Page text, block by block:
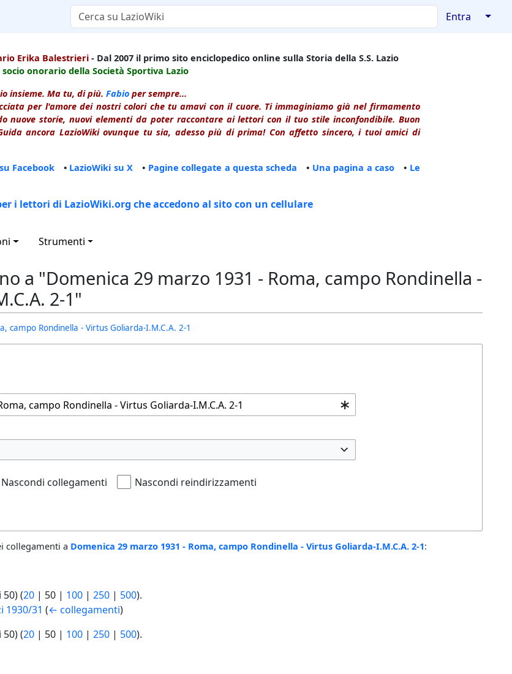
Entra ↓
Erika Balestrieri - Dal 2007 il primo sito enciclopedico online sulla Storia della S.S. Lazio
socio onorario della Società Sportiva Lazio
insieme. Ma tu, di più. Fabio per sempre...
per l'amore dei nostri colori che tu amavi con il cuore. Ti immaginiamo già nel firmamento
nuove storie, nuovi elementi da poter raccontare ai lettori con il tuo stile inconfondibile. Buon
ancora LazioWiki ovunque tu sia, adesso più di prima! Con affetto sincero, i tuoi amici di
Facebook • LazioWiki su X • Pagine collegate a questa scheda • Una pagina a caso • Le
i lettori di LazioWiki.org che accedono al sito con un cellulare
Strumenti
a "Domenica 29 marzo 1931 - Roma, campo Rondinella -
2-1"
campo Rondinella - Virtus Goliarda-I.M.C.A. 2-1
Nascondi collegamenti Nascondi reindirizzamenti
collegamenti a Domenica 29 marzo 1931 - Roma, campo Rondinella - Virtus Goliarda-I.M.C.A. 2-1:
50) (20 | 50 | 100 | 250 | 500).
1930/31 (← collegamenti)
50) (20 | 50 | 100 | 250 | 500).